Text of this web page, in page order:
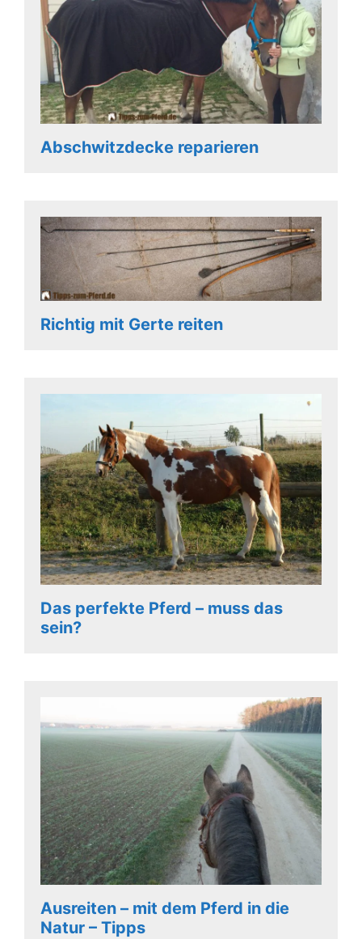
Abschwitzdecke reparieren
Richtig mit Gerte reiten
Das perfekte Pferd – muss das
sein?
Ausreiten – mit dem Pferd in die
Natur – Tipps